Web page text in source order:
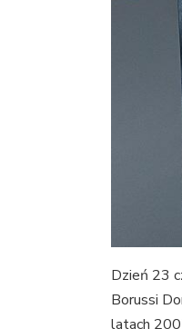
Dzień 23
Borussi
latach